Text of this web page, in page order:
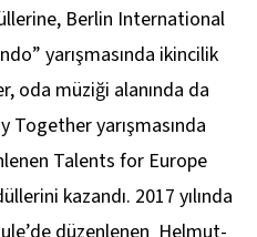
Berlin International
yarışmasında ikincilik
oda müziği alanında da
Together yarışmasında
Talents for Europe
kazandı. 2017 yılında